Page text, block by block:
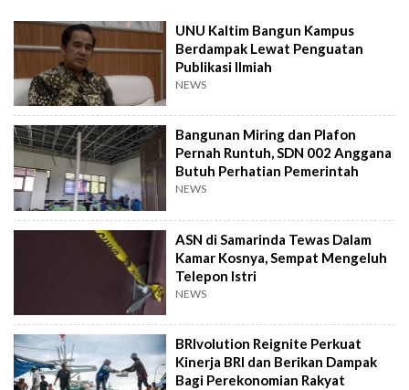
UNU Kaltim Bangun Kampus
Berdampak Lewat Penguatan
Publikasi Ilmiah
NEWS
Bangunan Miring dan Plafon
Pernah Runtuh, SDN 002 Anggana
Butuh Perhatian Pemerintah
NEWS
ASN di Samarinda Tewas Dalam
Kamar Kosnya, Sempat Mengeluh
Telepon Istri
NEWS
BRIvolution Reignite Perkuat
Kinerja BRI dan Berikan Dampak
Bagi Perekonomian Rakyat